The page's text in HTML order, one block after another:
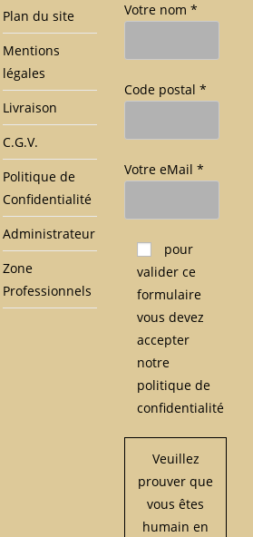
Plan du site
Mentions
légales
Livraison
C.G.V.
Politique de
Confidentialité
Administrateur
Zone
Professionnels
Votre nom *
Code postal *
Votre eMail *
Veuillez laisser ce
pour
valider ce
formulaire
vous devez
accepter
notre
politique de
confidentialité
Veuillez
prouver que
vous êtes
humain en